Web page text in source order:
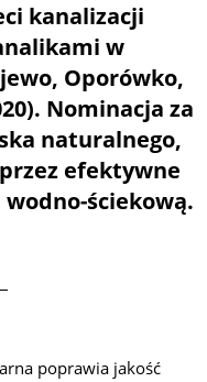
kanalizacji
w
Oporówko,
Nominacja za
naturalnego,
efektywne
ściekową.
poprawia jakość